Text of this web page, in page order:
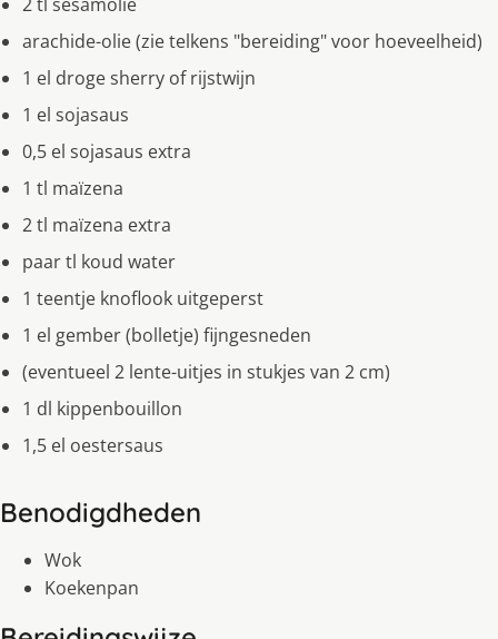
arachide-olie (zie telkens "bereiding" voor hoeveelheid)
1 el droge sherry of rijstwijn
1 el sojasaus
0,5 el sojasaus extra
1 tl maïzena
2 tl maïzena extra
paar tl koud water
1 teentje knoflook uitgeperst
1 el gember (bolletje) fijngesneden
(eventueel 2 lente-uitjes in stukjes van 2 cm)
1 dl kippenbouillon
1,5 el oestersaus
Benodigdheden
Wok
Koekenpan